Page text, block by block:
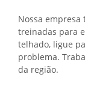
Nossa empresa
treinadas para
telhado, ligue
problema.
da região.